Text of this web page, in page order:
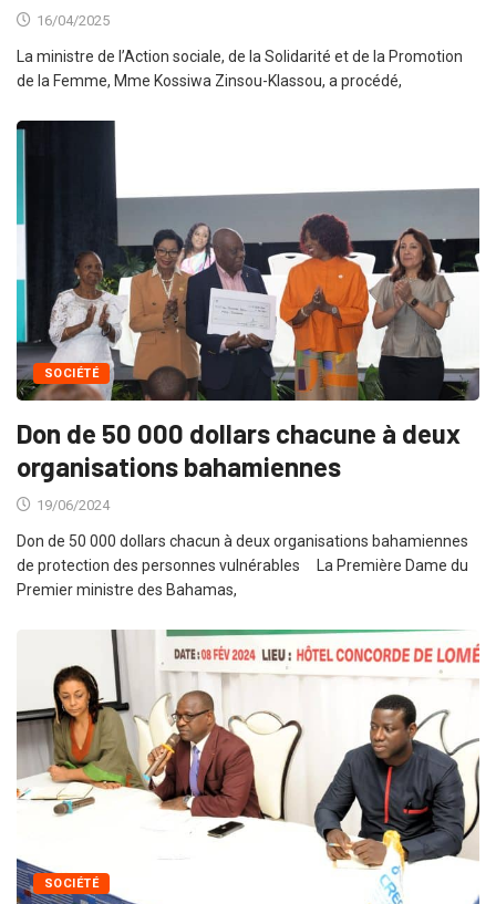
16/04/2025
La ministre de l’Action sociale, de la Solidarité et de la Promotion
de la Femme, Mme Kossiwa Zinsou-Klassou, a procédé,
SOCIÉTÉ
Don de 50 000 dollars chacune à deux
organisations bahamiennes
19/06/2024
Don de 50 000 dollars chacun à deux organisations bahamiennes
de protection des personnes vulnérables La Première Dame du
Premier ministre des Bahamas,
SOCIÉTÉ